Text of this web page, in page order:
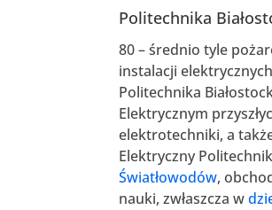
Politechnika
80 – średnio tyle
instalacji
Politechnika
Elektrycznym
elektrotechniki, a
Elektryczny
Światłowodów,
nauki, zwłaszcza w